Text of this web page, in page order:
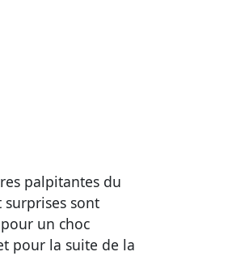
palpitantes du
sont
un choc
pour la suite de la